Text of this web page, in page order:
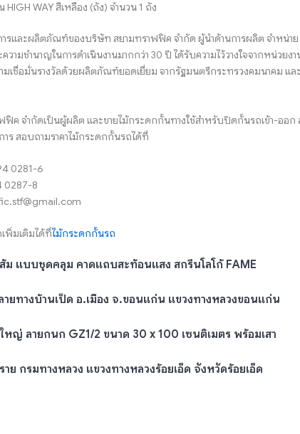
HIGH WAY สีเหลือง (ถัง) จำนวน 1 ถัง
รและผลิตภัณฑ์ของบริษัท สยามทราฟฟิค จำกัด ผู้นำด้านการผลิต จำหน่
ามชำนาญในการดำเนินงานมากกว่า 30 ปี ได้รับความไว้วางใจจากหน่วยง
มเชื่อมั่นรางวัลด้วยผลิตภัณฑ์ยอดเยี่ยม จากรัฐมนตรีกระทรวงคมนาคม แ
ค จำกัดเป็นผู้ผลิต และขายไม้กระดกกั้นทางใช้สำหรับปิดกั้นรถเข้า-ออก
าร สอบถามราคาไม้กระดกกั้นรถได้ที่
0281-6
0287-8
พิ่มเติมได้ที่ไม้กระดกกั้นรถ
ม แบบชุดคลุม คาดแถบสะท้อนแสง สกรีนโลโก้ FAME
ายทางบ้านเป็ด อ.เมือง จ.ขอนแก่น แขวงทางหลวงขอนแก่น
หญ่ ลายกนก GZ1/2 ขนาด 30 x 100 เซนติเมตร พร้อมเสา
ย กรมทางหลวง แขวงทางหลวงร้อยเอ็ด จังหวัดร้อยเอ็ด